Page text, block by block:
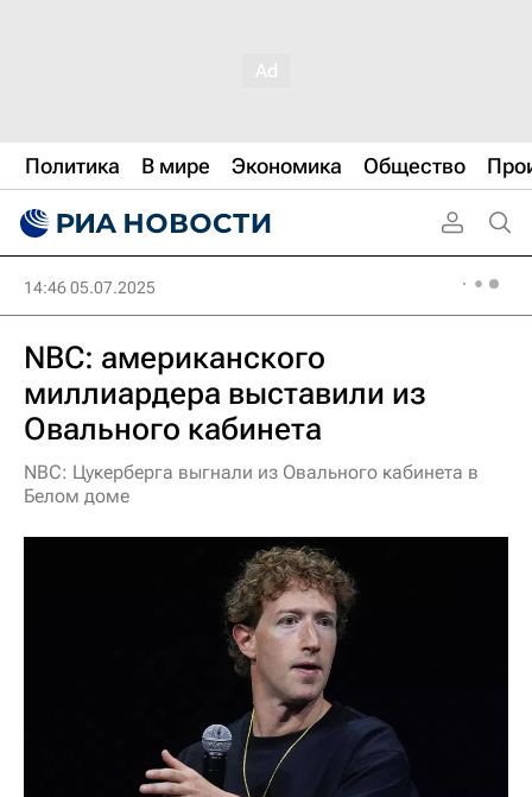
Политика В мире Экономика Общество
14:46 05.07.2025
NBC: американского
миллиардера выставили из
Овального кабинета
NBC: Цукерберга выгнали из Овального кабинета в
Белом доме